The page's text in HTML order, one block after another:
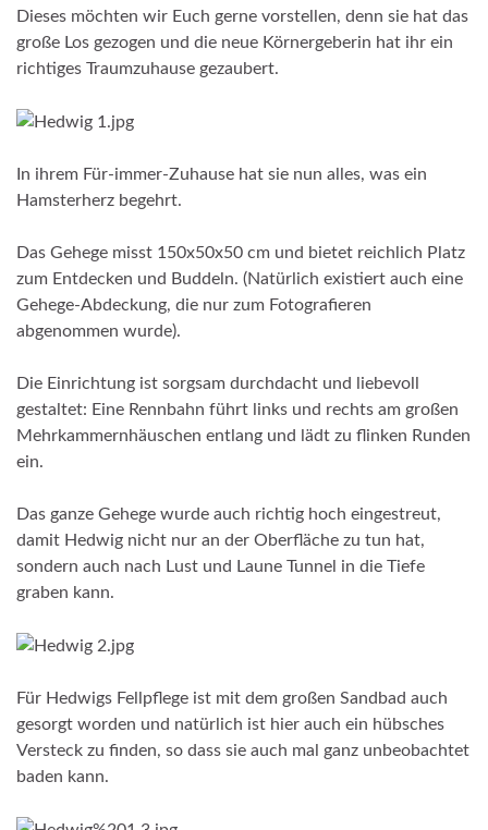
Dieses möchten wir Euch gerne vorstellen, denn sie hat das
große Los gezogen und die neue Körnergeberin hat ihr ein
richtiges Traumzuhause gezaubert.
In ihrem Für-immer-Zuhause hat sie nun alles, was ein
Hamsterherz begehrt.
Das Gehege misst 150x50x50 cm und bietet reichlich Platz
zum Entdecken und Buddeln. (Natürlich existiert auch eine
Gehege-Abdeckung, die nur zum Fotografieren
abgenommen wurde).
Die Einrichtung ist sorgsam durchdacht und liebevoll
gestaltet: Eine Rennbahn führt links und rechts am großen
Mehrkammernhäuschen entlang und lädt zu flinken Runden
ein.
Das ganze Gehege wurde auch richtig hoch eingestreut,
damit Hedwig nicht nur an der Oberfläche zu tun hat,
sondern auch nach Lust und Laune Tunnel in die Tiefe
graben kann.
Für Hedwigs Fellpflege ist mit dem großen Sandbad auch
gesorgt worden und natürlich ist hier auch ein hübsches
Versteck zu finden, so dass sie auch mal ganz unbeobachtet
baden kann.